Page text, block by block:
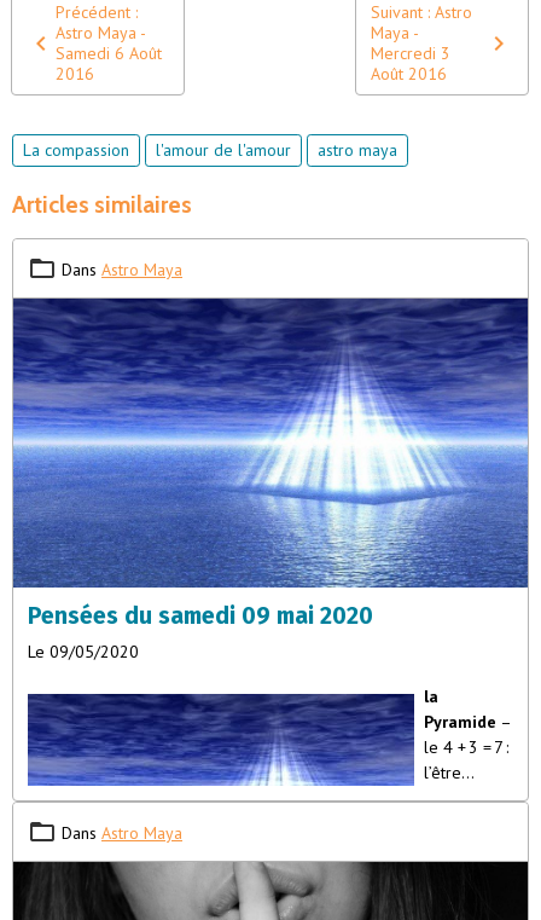
Précédent :
Astro Maya -
Samedi 6 Août
2016
Suivant : Astro
Maya -
Mercredi 3
Août 2016
La compassion l'amour de l'amour astro maya
Articles similaires
Dans Astro Maya
Pensées du samedi 09 mai 2020
Le 09/05/2020
la
Pyramide –
le 4 + 3 = 7 :
l’être
vivant”La
de quatre
Dans Astro Maya